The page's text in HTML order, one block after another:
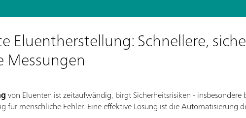
Eluentherstellung: Schnellere,
Messungen
von Eluenten ist zeitaufwändig, birgt Sicherheitsrisiken -
für menschliche Fehler. Eine effektive Lösung ist die Automatisierung